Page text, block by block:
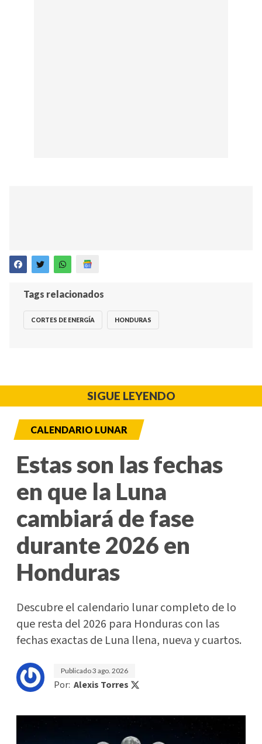
Tags relacionados
CORTES DE ENERGÍA HONDURAS
SIGUE LEYENDO
CALENDARIO LUNAR
Estas son las fechas
en que la Luna
cambiará de fase
durante 2026 en
Honduras
Descubre el calendario lunar completo de lo
que resta del 2026 para Honduras con las
fechas exactas de Luna llena, nueva y cuartos.
Publicado3 ago. 2026
Por: Alexis Torres